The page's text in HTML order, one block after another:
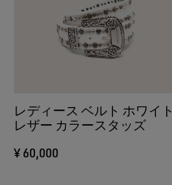
レディース ベルト ホワイト
レザー カラースタッズ
¥ 60,000